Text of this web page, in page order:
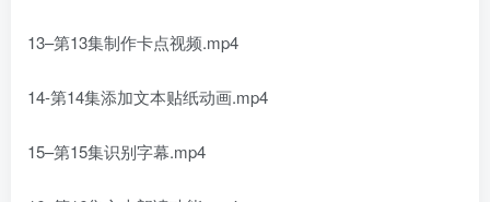
13–第13集制作卡点视频.mp4
14-第14集添加文本贴纸动画.mp4
15–第15集识别字幕.mp4